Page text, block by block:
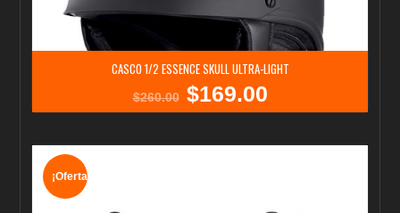
CASCO 1/2 ESSENCE SKULL ULTRA-LIGHT
$260.00
El
$169.00El
¡Oferta!